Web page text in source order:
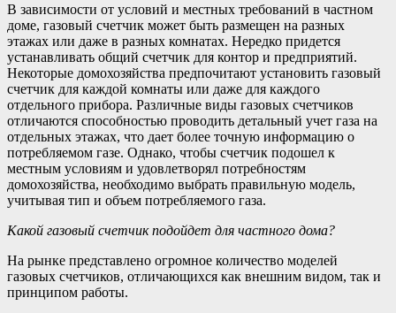
В зависимости от условий и местных требований в частном
доме, газовый счетчик может быть размещен на разных
этажах или даже в разных комнатах. Нередко придется
устанавливать общий счетчик для контор и предприятий.
Некоторые домохозяйства предпочитают установить газовый
счетчик для каждой комнаты или даже для каждого
отдельного прибора. Различные виды газовых счетчиков
отличаются способностью проводить детальный учет газа на
отдельных этажах, что дает более точную информацию о
потребляемом газе. Однако, чтобы счетчик подошел к
местным условиям и удовлетворял потребностям
домохозяйства, необходимо выбрать правильную модель,
учитывая тип и объем потребляемого газа.
Какой газовый счетчик подойдет для частного дома?
На рынке представлено огромное количество моделей
газовых счетчиков, отличающихся как внешним видом, так и
принципом работы.